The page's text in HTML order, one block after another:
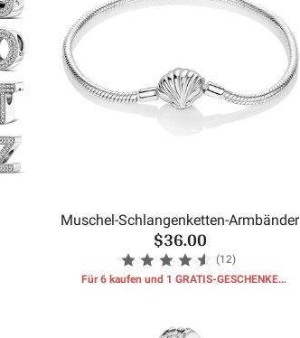
Muschel-Schlangenketten-Armbänder
$36.00
(12)
Für 6 kaufen und 1 GRATIS-GESCHENKE